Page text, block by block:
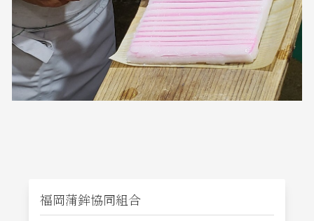
福岡蒲鉾協同組合